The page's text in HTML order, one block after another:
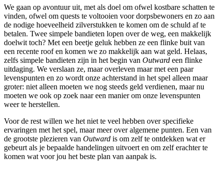
We gaan op avontuur uit, met als doel om ofwel kostbare schatten te
vinden, ofwel om quests te voltooien voor dorpsbewoners en zo aan
de nodige hoeveelheid zilverstukken te komen om de schuld af te
betalen. Twee simpele bandieten lopen over de weg, een makkelijk
doelwit toch? Met een beetje geluk hebben ze een flinke buit van
een recente roof en komen we zo makkelijk aan wat geld. Helaas,
zelfs simpele bandieten zijn in het begin van Outward een flinke
uitdaging. We verslaan ze, maar overleven maar met een paar
levenspunten en zo wordt onze achterstand in het spel alleen maar
groter: niet alleen moeten we nog steeds geld verdienen, maar nu
moeten we ook op zoek naar een manier om onze levenspunten
weer te herstellen.
Voor de rest willen we het niet te veel hebben over specifieke
ervaringen met het spel, maar meer over algemene punten. Een van
de grootste plezieren van Outward is om zelf te ontdekken wat er
gebeurt als je bepaalde handelingen uitvoert en om zelf erachter te
komen wat voor jou het beste plan van aanpak is.